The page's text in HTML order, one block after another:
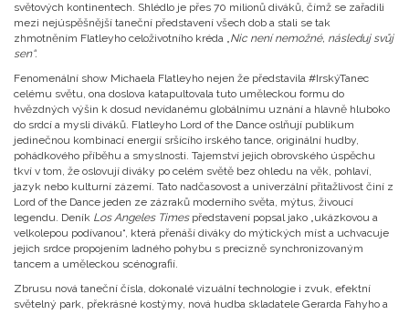
světových kontinentech. Shlédlo je přes 70 milionů diváků, čímž se zařadili
mezi nejúspěšnější taneční představení všech dob a stali se tak
zhmotněním Flatleyho celoživotního kréda „Nic není nemožné, následuj svůj
sen“.
Fenomenální show Michaela Flatleyho nejen že představila #IrskýTanec
celému světu, ona doslova katapultovala tuto uměleckou formu do
hvězdných výšin k dosud nevídanému globálnímu uznání a hlavně hluboko
do srdcí a mysli diváků. Flatleyho Lord of the Dance oslňují publikum
jedinečnou kombinací energií sršícího irského tance, originální hudby,
pohádkového příběhu a smyslnosti. Tajemství jejich obrovského úspěchu
tkví v tom, že oslovují diváky po celém světě bez ohledu na věk, pohlaví,
jazyk nebo kulturní zázemí. Tato nadčasovost a univerzální přitažlivost činí z
Lord of the Dance jeden ze zázraků moderního světa, mýtus, živoucí
legendu. Deník Los Angeles Timespředstavení popsal jako „ukázkovou a
velkolepou podívanou“, která přenáší diváky do mýtických míst a uchvacuje
jejich srdce propojením ladného pohybu s precizně synchronizovaným
tancem a uměleckou scénografií.
Zbrusu nová taneční čísla, dokonalé vizuální technologie i zvuk, efektní
světelný park, překrásné kostýmy, nová hudba skladatele Gerarda Fahyho a